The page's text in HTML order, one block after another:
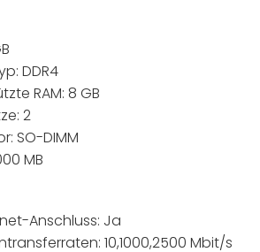
DDR4
RAM: 8 GB
2
SO-DIMM
MB
Anschluss: Ja
10,1000,2500 Mbit/s